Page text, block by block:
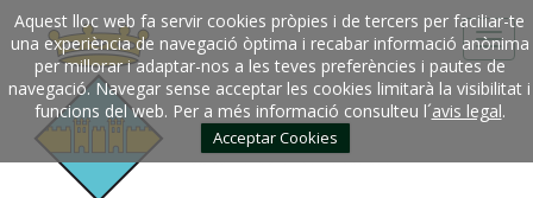
Aquest lloc web fa servir cookies pròpies i de tercers per faciliar-te
una experiència de navegació òptima i recabar informació anònima
per millorar i adaptar-nos a les teves preferències i pautes de
navegació. Navegar sense acceptar les cookies limitarà la visibilitat i
funcions del web. Per a més informació consulteu l´avis legal.
Acceptar Cookies